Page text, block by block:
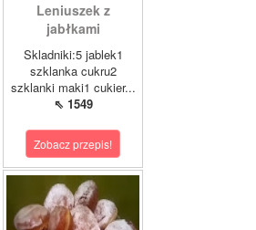
Leniuszek z
jabłkami
Skladniki:5 jablek1
szklanka cukru2
szklanki maki1 cukier...
⇖ 1549
Zobacz przepis!